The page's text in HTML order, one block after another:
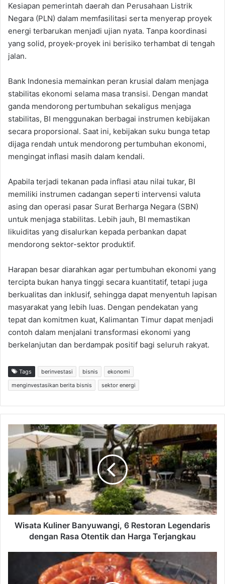
Kesiapan pemerintah daerah dan Perusahaan Listrik
Negara (PLN) dalam memfasilitasi serta menyerap proyek
energi terbarukan menjadi ujian nyata. Tanpa koordinasi
yang solid, proyek-proyek ini berisiko terhambat di tengah
jalan.
Bank Indonesia memainkan peran krusial dalam menjaga
stabilitas ekonomi selama masa transisi. Dengan mandat
ganda mendorong pertumbuhan sekaligus menjaga
stabilitas, BI menggunakan berbagai instrumen kebijakan
secara proporsional. Saat ini, kebijakan suku bunga tetap
dijaga rendah untuk mendorong pertumbuhan ekonomi,
mengingat inflasi masih dalam kendali.
Apabila terjadi tekanan pada inflasi atau nilai tukar, BI
memiliki instrumen cadangan seperti intervensi valuta
asing dan operasi pasar Surat Berharga Negara (SBN)
untuk menjaga stabilitas. Lebih jauh, BI memastikan
likuiditas yang disalurkan kepada perbankan dapat
mendorong sektor-sektor produktif.
Harapan besar diarahkan agar pertumbuhan ekonomi yang
tercipta bukan hanya tinggi secara kuantitatif, tetapi juga
berkualitas dan inklusif, sehingga dapat menyentuh lapisan
masyarakat yang lebih luas. Dengan pendekatan yang
tepat dan komitmen kuat, Kalimantan Timur dapat menjadi
contoh dalam menjalani transformasi ekonomi yang
berkelanjutan dan berdampak positif bagi seluruh rakyat.
Tags berinvestasi bisnis
ekonomi
menginvestasikan berita bisnis
sektor energi
i
s
t
a
K
u
l
Wisata Kuliner Banyuwangi, 6 Restoran Legendaris
dengan Rasa Otentik dan Harga Terjangkau